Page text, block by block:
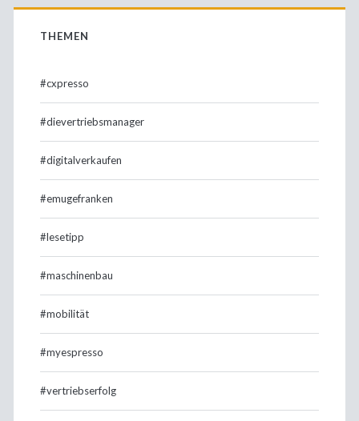
THEMEN
#cxpresso
#dievertriebsmanager
#digitalverkaufen
#emugefranken
#lesetipp
#maschinenbau
#mobilität
#myespresso
#vertriebserfolg